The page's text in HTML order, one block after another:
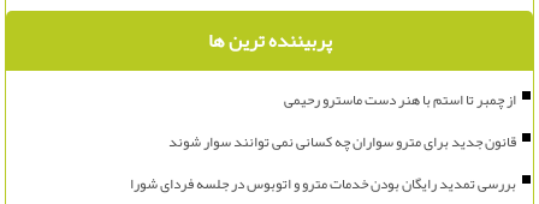
پربیننده ترین ها
از چمبر تا استم با هنر دست ماسترو رحیمی
قانون جدید برای مترو سواران چه کسانی نمی توانند سوار شوند
بررسی تمدید رایگان بودن خدمات مترو و اتوبوس در جلسه فردای شورا